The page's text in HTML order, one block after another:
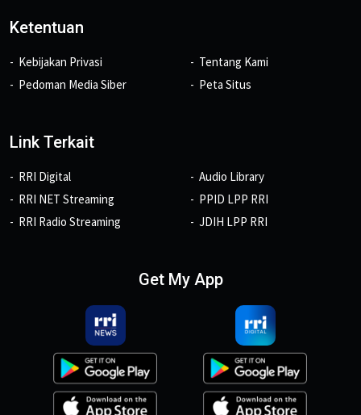
Ketentuan
Kebijakan Privasi
Pedoman Media Siber
Tentang Kami
Peta Situs
Link Terkait
RRI Digital
RRI NET Streaming
RRI Radio Streaming
Audio Library
PPID LPP RRI
JDIH LPP RRI
Get My App